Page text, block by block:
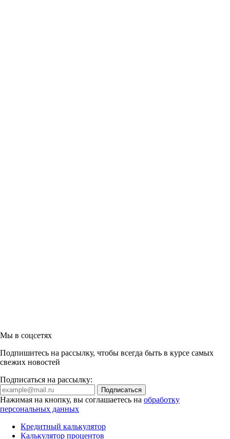
Мы в соцсетях
Подпишитесь на рассылку, чтобы всегда быть в курсе самых
свежих новостей
Подписаться на рассылку:
Нажимая на кнопку, вы соглашаетесь на обработку
персональных данных
Кредитный калькулятор
Калькулятор процентов